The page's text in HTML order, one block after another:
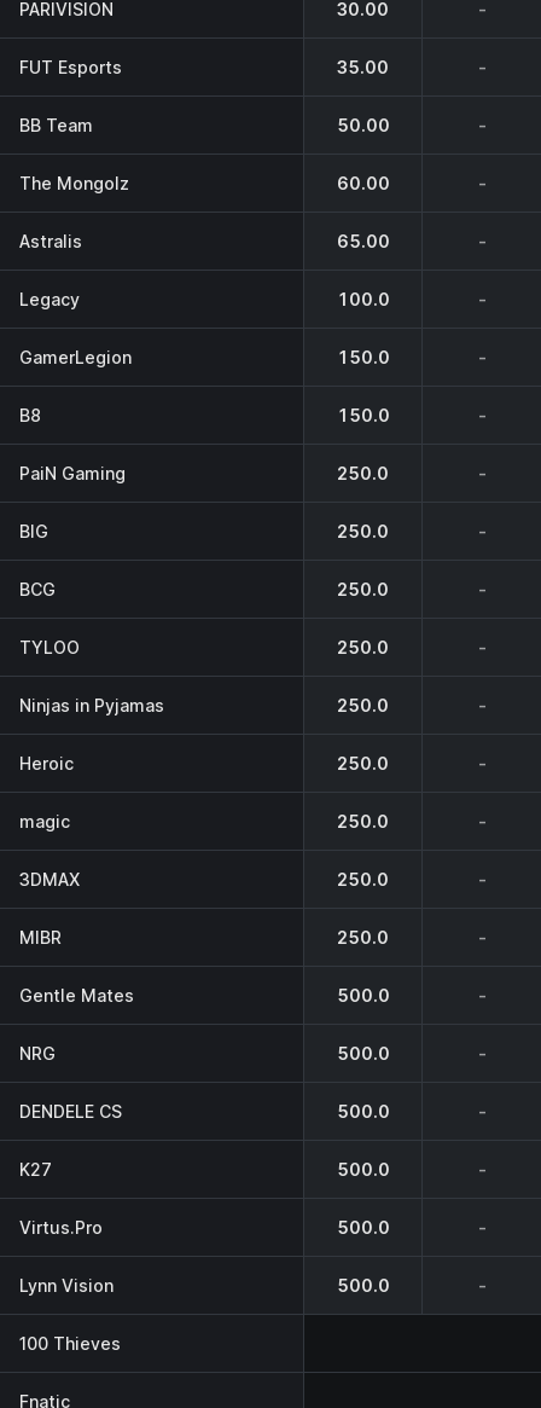
PARIVISION 30.00 -
FUT Esports 35.00 -
BB Team 50.00 -
The Mongolz 60.00 -
Astralis 65.00 -
Legacy 100.0 -
GamerLegion 150.0 -
B8 150.0 -
PaiN Gaming 250.0 -
BIG 250.0 -
BCG 250.0 -
TYLOO 250.0 -
Ninjas in Pyjamas 250.0 -
Heroic 250.0 -
magic 250.0 -
3DMAX 250.0 -
MIBR 250.0 -
Gentle Mates 500.0 -
NRG 500.0 -
DENDELE CS 500.0 -
K27 500.0 -
Virtus.Pro 500.0 -
Lynn Vision 500.0 -
100 Thieves
Fnatic